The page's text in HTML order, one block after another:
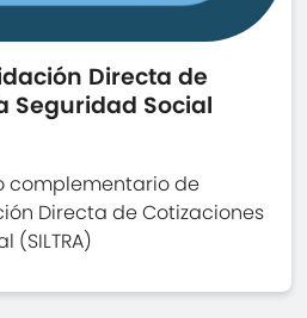
Directa de
Seguridad Social
complementario de
Directa de Cotizaciones
(SILTRA)